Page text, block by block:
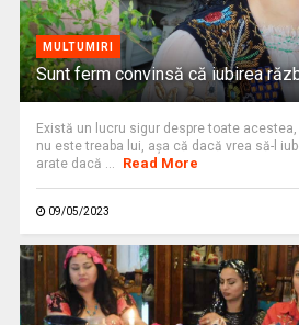
MULTUMIRI
Sunt ferm convinsă că iubirea
Există un lucru sigur despre toate
nu este treaba lui, așa că dacă vrea să-l
arate dacă ...
Read More
09/05/2023